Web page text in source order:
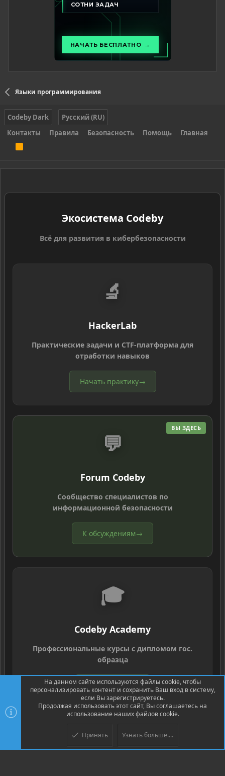
Языки программирования
Codeby Dark
Русский (RU)
Контакты
Правила Безопасность Помощь Главная
S
Экосистема Codeby
Всё для развития в кибербезопасности
🔬
HackerLab
Практические задачи и CTF-платформа для
отработки навыков
Начать практику→
ВЫ ЗДЕСЬ
💬
Forum Codeby
Сообщество специалистов по
информационной безопасности
К обсуждениям→
🎓
Codeby Academy
Профессиональные курсы с дипломом гос.
образца
Выбрать курс→
Community platform by XenForo® © 2010-2026 XenForo Ltd.Перевод
На данном сайте используются файлы cookie, чтобы
персонализировать контент и сохранить Ваш вход в систему,
если Вы зарегистрируетесь.
Продолжая использовать этот сайт, Вы соглашаетесь на
использование наших файлов cookie.
Принять Узнать больше....